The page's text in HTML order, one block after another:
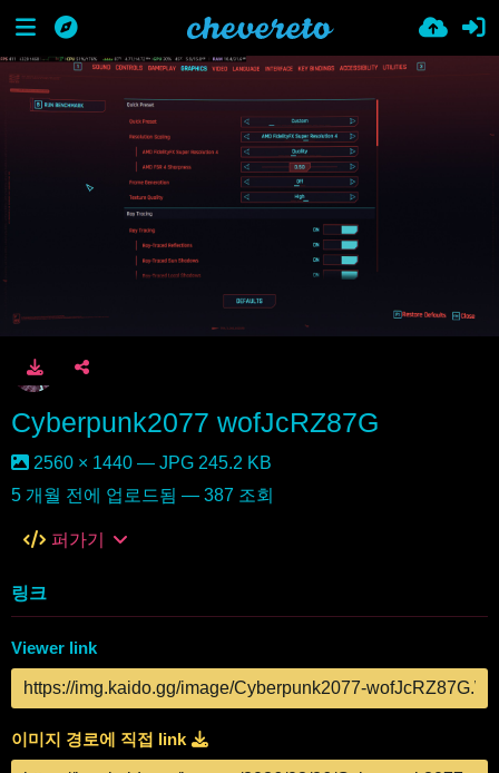
Cyberpunk2077 wofJcRZ87G
2560 × 1440 — JPG 245.2 KB
5 개월 전 에 업로드됨 — 387 조회
퍼가기
링크
Viewer link
이미지 경로에 직접 link